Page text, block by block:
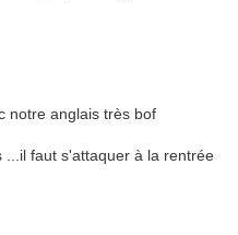
notre anglais très bof
...il faut s'attaquer à la rentrée